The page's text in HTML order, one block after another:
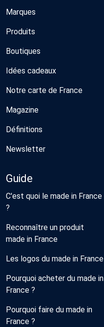
Marques
Produits
Boutiques
Idées cadeaux
Notre carte de France
Magazine
Définitions
Newsletter
Guide
C'est quoi le made in France
?
Reconnaître un produit
made in France
Les logos du made in France
Pourquoi acheter du made in
France ?
Pourquoi faire du made in
France ?